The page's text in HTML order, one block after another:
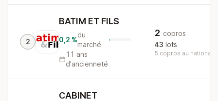
2
BATIM ET FILS
0,2 %
du
marché
11 ans
d'ancienneté
2 copros
43 lots
5 copros au national
CABINET